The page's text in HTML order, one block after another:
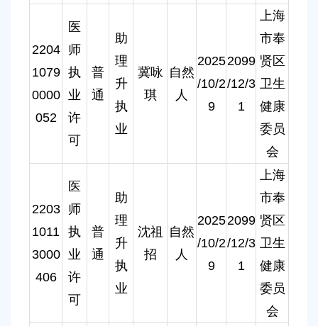
2204
1079
0000
052
医
师
执
业
许
可
普
通
助
理
升
执
业
冀咏
琪
自然
人
2025
/10/2
9
2099
/12/3
1
上海
市奉
贤区
卫生
健康
委员
会
2203
1011
3000
406
医
师
执
业
许
可
普
通
助
理
升
执
业
沈祖
招
自然
人
2025
/10/2
9
2099
/12/3
1
上海
市奉
贤区
卫生
健康
委员
会